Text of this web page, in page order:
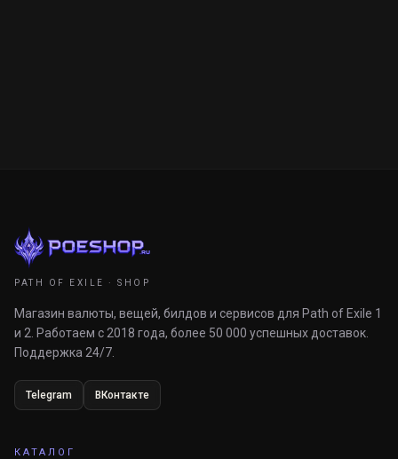
PATH OF EXILE · SHOP
Магазин валюты, вещей, билдов и сервисов для Path of Exile 1
и 2. Работаем с 2018 года, более 50 000 успешных доставок.
Поддержка 24/7.
Telegram ВКонтакте
КАТАЛОГ